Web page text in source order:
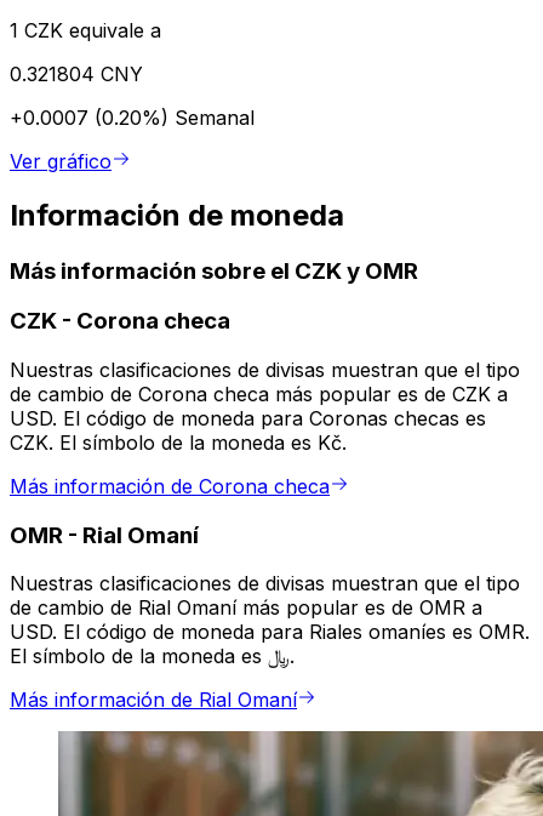
1 CZK equivale a
0.321804 CNY
+0.0007 (0.20%) Semanal
Ver gráfico
Información de moneda
Más información sobre el CZK y OMR
CZK - Corona checa
Nuestras clasificaciones de divisas muestran que el tipo
de cambio de Corona checa más popular es de CZK a
USD. El código de moneda para Coronas checas es
CZK. El símbolo de la moneda es Kč.
Más información de Corona checa
OMR - Rial Omaní
Nuestras clasificaciones de divisas muestran que el tipo
de cambio de Rial Omaní más popular es de OMR a
USD. El código de moneda para Riales omaníes es OMR.
El símbolo de la moneda es ﷼.
Más información de Rial Omaní